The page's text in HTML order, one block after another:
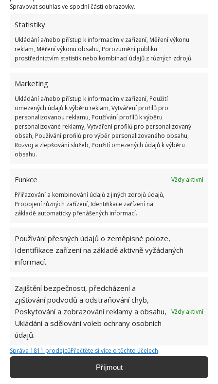
Spravovat souhlas ve spodní části obrazovky.
Statistiky
Ukládání a/nebo přístup k informacím v zařízení, Měření výkonu
reklam, Měření výkonu obsahu, Porozumění publiku
prostřednictvím statistik nebo kombinací údajů z různých zdrojů.
Marketing
Ukládání a/nebo přístup k informacím v zařízení, Použití
omezených údajů k výběru reklam, Vytváření profilů pro
personalizovanou reklamu, Používání profilů k výběru
personalizované reklamy, Vytváření profilů pro personalizovaný
obsah, Používání profilů pro výběr personalizovaného obsahu,
Rozvoj a zlepšování služeb, Použití omezených údajů k výběru
obsahu.
Funkce
Vždy aktivní
Přiřazování a kombinování údajů z jiných zdrojů údajů,
Propojení různých zařízení, Identifikace zařízení na
základě automaticky přenášených informací.
Používání přesných údajů o zeměpisné poloze,
Identifikace zařízení na základě aktivně vyžádaných
informací.
Zajištění bezpečnosti, předcházení a
zjišťování podvodů a odstraňování chyb,
Poskytování a zobrazování reklamy a obsahu,
Ukládání a sdělování voleb ochrany osobních
údajů.
Vždy aktivní
Správa 1811 prodejcůPřečtěte si více o těchto účelech
Příjmout
ÚKLID
Přidejte svůj názor
přidala během svých studií a práce
redaktorky ji tak nadchla, že se
rozhodla zůstat. Její v...[Více o
autorovi]